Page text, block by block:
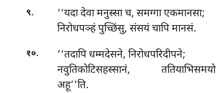
९.
‘‘यदा देवा मनुस्सा च, समग्गा एकमानसा;
निरोधपञ्हं पुच्छिंसु, संसयं चापि मानसं.
१०.
‘‘तदापि धम्मदेसने, निरोधपरिदीपने;
नवुतिकोटिसहस्सानं, ततियाभिसमयो
अहू’’ति.